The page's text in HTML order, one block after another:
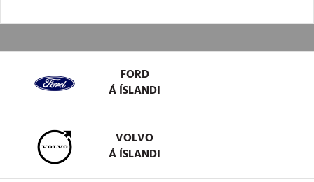
FORD
Á ÍSLANDI
VOLVO
Á ÍSLANDI